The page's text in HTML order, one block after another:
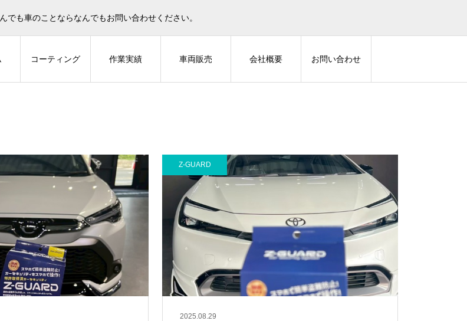
も車のことならなんでもお問い合わせください。
コーティング 作業実績 車両販売 会社概要 お問い合わせ
2025.08.29
Z-GUARD
アン
メルセデスベンツ W463にレー
ダー探知機
その他カスタム
40アルファードにIGLA2
AUTHOR ALARM
40ヴェルファイアにIGLA2
AUTHOR ALARM